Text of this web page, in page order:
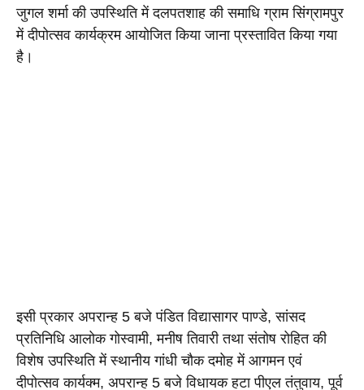
जुगल शर्मा की उपस्थिति में दलपतशाह की समाधि ग्राम सिंग्रामपुर
में दीपोत्सव कार्यक्रम आयोजित किया जाना प्रस्तावित किया गया
है।
इसी प्रकार अपरान्ह 5 बजे पंडित विद्यासागर पाण्डे, सांसद
प्रतिनिधि आलोक गोस्वामी, मनीष तिवारी तथा संतोष रोहित की
विशेष उपस्थिति में स्थानीय गांधी चौक दमोह में आगमन एवं
दीपोत्सव कार्यक्म, अपरान्ह 5 बजे विधायक हटा पीएल तंतुवाय, पूर्व